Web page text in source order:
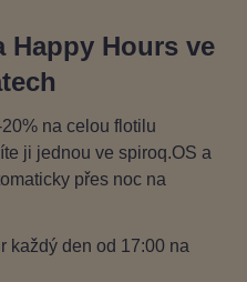
Happy Hours ve
na celou flotilu
ji jednou ve spiroq.OS a
přes noc na
každý den od 17:00 na